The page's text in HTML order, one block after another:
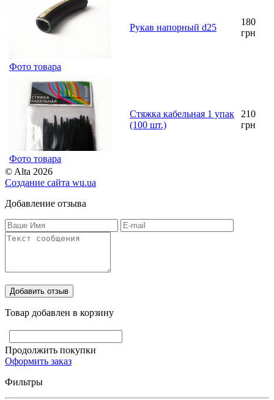
Фото товара
Рукав напорный d25
180
грн
Фото товара
Стяжка кабельная 1 упак
(100 шт.)
210
грн
© Alta 2026
Создание сайта wu.ua
Добавление отзыва
Товар добавлен в корзину
Продолжить покупки
Оформить заказ
Фильтры